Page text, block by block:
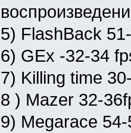
5) FlashBack
6) GEx -32-34
7) Killing time
8 ) Mazer 32-
9) Megarace